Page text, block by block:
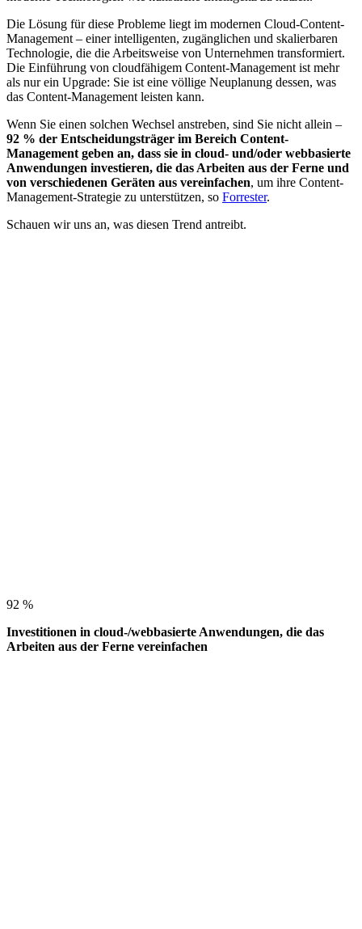
Die Lösung für diese Probleme liegt im modernen Cloud-Content-
Management – einer intelligenten, zugänglichen und skalierbaren
Technologie, die die Arbeitsweise von Unternehmen transformiert.
Die Einführung von cloudfähigem Content-Management ist mehr
als nur ein Upgrade: Sie ist eine völlige Neuplanung dessen, was
das Content-Management leisten kann.
Wenn Sie einen solchen Wechsel anstreben, sind Sie nicht allein –
92 % der Entscheidungsträger im Bereich Content-
Management geben an, dass sie in cloud- und/oder webbasierte
Anwendungen investieren, die das Arbeiten aus der Ferne und
von verschiedenen Geräten aus vereinfachen, um ihre Content-
Management-Strategie zu unterstützen, so Forrester.
Schauen wir uns an, was diesen Trend antreibt.
92 %
Investitionen in cloud-/webbasierte Anwendungen, die das
Arbeiten aus der Ferne vereinfachen